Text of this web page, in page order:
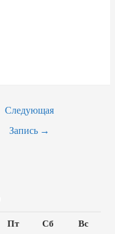
Следующая
Запись →
Пт Сб Вс